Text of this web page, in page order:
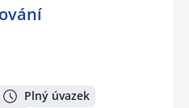
Plný úvazek